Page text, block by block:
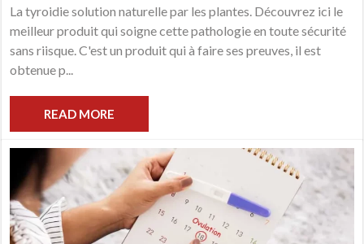
La tyroidie solution naturelle par les plantes. Découvrez ici le
meilleur produit qui soigne cette pathologie en toute sécurité
sans riisque. C'est un produit qui à faire ses preuves, il est
obtenue p...
READ MORE